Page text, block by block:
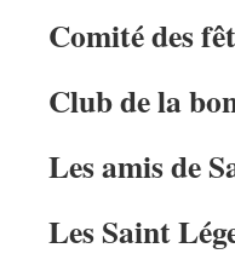
Comité des
Club de la
Les amis de
Les Saint